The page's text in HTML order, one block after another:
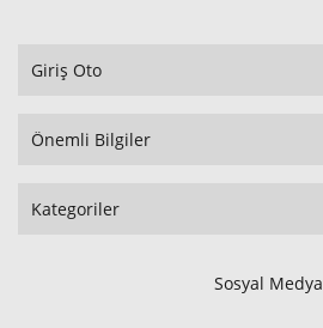
Giriş Oto
Önemli Bilgiler
Kategoriler
Sosyal Medya